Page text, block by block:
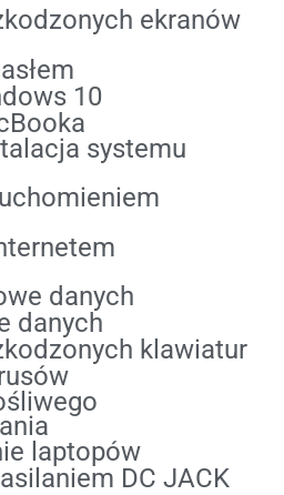
ekranów
10
systemu
danych
danych
klawiatur
laptopów
DC JACK